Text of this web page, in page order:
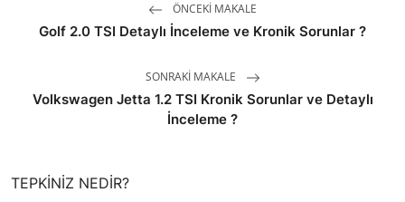
ÖNCEKI MAKALE
Golf 2.0 TSI Detaylı İnceleme ve Kronik Sorunlar ?
SONRAKI MAKALE
Volkswagen Jetta 1.2 TSI Kronik Sorunlar ve Detaylı
İnceleme ?
TEPKINIZ NEDIR?